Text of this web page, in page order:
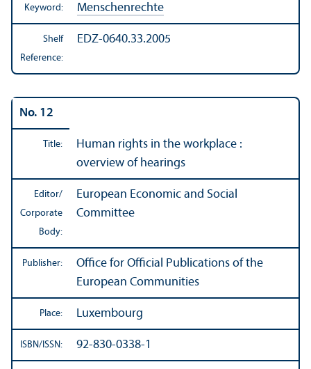
Keyword: Menschenrechte
Shelf
Reference:
EDZ-0640.33.2005
No. 12
Title:
Human rights in the workplace :
overview of hearings
Editor/
Corporate
Body:
European Economic and Social
Committee
Publisher:
Office for Official Publications of the
European Communities
Place: Luxembourg
ISBN/ISSN: 92-830-0338-1